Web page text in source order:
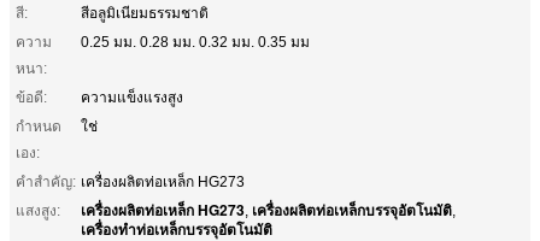
สี:
สีอลูมิเนียมธรรมชาติ
ความ
หนา:
0.25 มม. 0.28 มม. 0.32 มม. 0.35 มม
ข้อดี:
ความแข็งแรงสูง
กำหนด
เอง:
ใช่
คำสำคัญ: เครื่องผลิตท่อเหล็ก HG273
แสงสูง:
เครื่องผลิตท่อเหล็ก HG273, เครื่องผลิตท่อเหล็กบรรจุอัตโนมัติ,
เครื่องทําท่อเหล็กบรรจุอัตโนมัติ